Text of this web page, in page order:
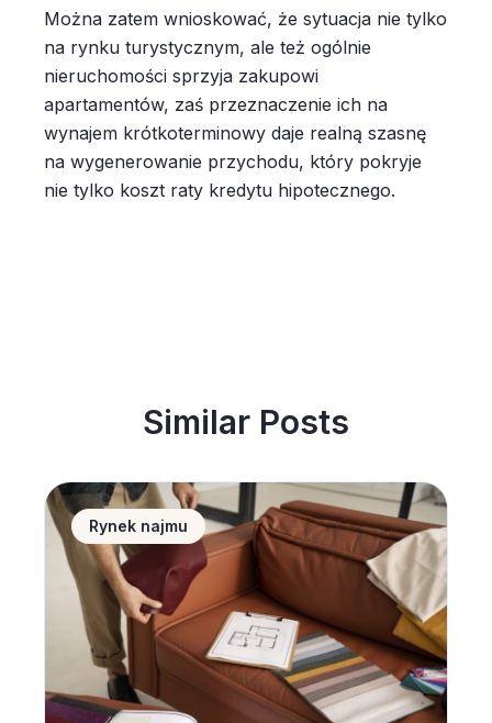
Można zatem wnioskować, że sytuacja nie tylko
na rynku turystycznym, ale też ogólnie
nieruchomości sprzyja zakupowi
apartamentów, zaś przeznaczenie ich na
wynajem krótkoterminowy daje realną szasnę
na wygenerowanie przychodu, który pokryje
nie tylko koszt raty kredytu hipotecznego.
Similar Posts
Home staging &#8211; 10 porad jak urządzić
Rynek najmu